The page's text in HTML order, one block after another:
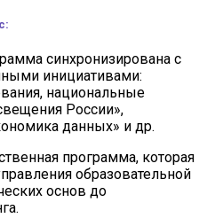
синхронизирована с
инициативами:
национальные
России»,
данных» и др.
программа, которая
образовательной
основ до